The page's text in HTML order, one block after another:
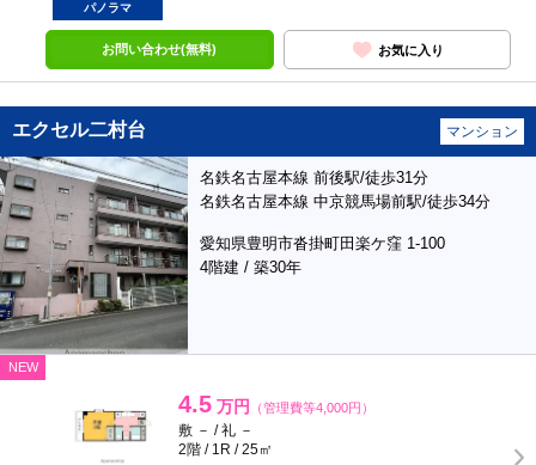
パノラマ
お問い合わせ(無料) お気に入り
エクセル二村台 マンション
名鉄名古屋本線 前後駅/徒歩31分
名鉄名古屋本線 中京競馬場前駅/徒歩34分
愛知県豊明市沓掛町田楽ケ窪 1-100
4階建 / 築30年
NEW
4.5 万円 （管理費等4,000円）
敷 － / 礼 －
2階 / 1R / 25㎡